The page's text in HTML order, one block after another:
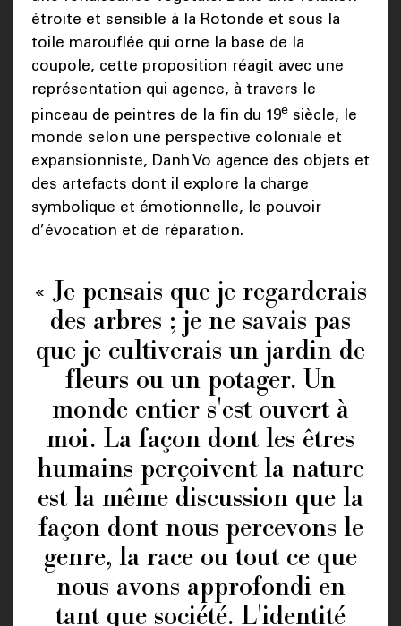
étroite et sensible à la Rotonde et sous la
toile marouflée qui orne la base de la
coupole, cette proposition réagit avec une
représentation qui agence, à travers le
pinceau de peintres de la fin du 19e siècle, le
monde selon une perspective coloniale et
expansionniste, Danh Vo agence des objets et
des artefacts dont il explore la charge
symbolique et émotionnelle, le pouvoir
d’évocation et de réparation.
« Je pensais que je regarderais
des arbres ; je ne savais pas
que je cultiverais un jardin de
fleurs ou un potager. Un
monde entier s'est ouvert à
moi. La façon dont les êtres
humains perçoivent la nature
est la même discussion que la
façon dont nous percevons le
genre, la race ou tout ce que
nous avons approfondi en
tant que société. L'identité